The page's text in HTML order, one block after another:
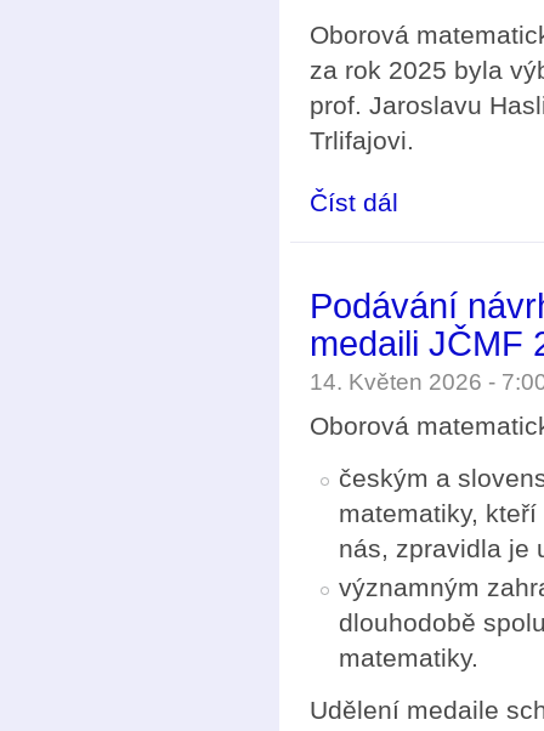
Oborová
za rok 2025 byla
prof. Jaroslavu
Trlifajovi.
Číst dál
Podávání
medaili JČMF
14. Květen 2026 -
Oborová
českým a
matematiky,
nás, zpravidla je
významným
dlouhodobě
matematiky.
Udělení medaile